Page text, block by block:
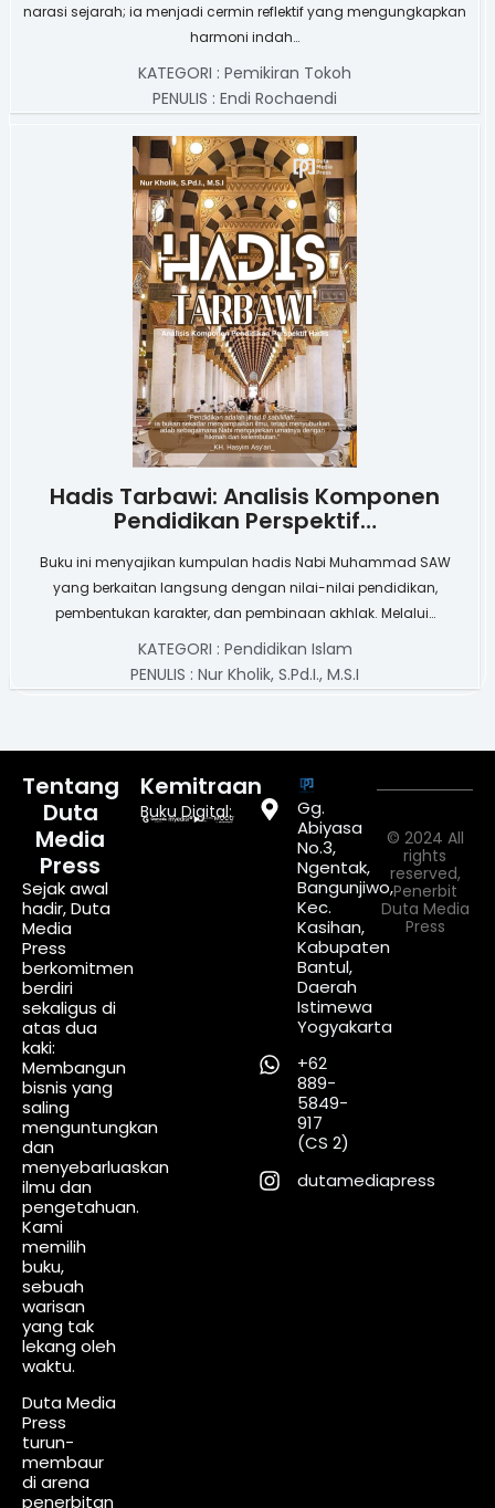
narasi sejarah; ia menjadi cermin reflektif yang mengungkapkan
harmoni indah…
KATEGORI : Pemikiran Tokoh
PENULIS : Endi Rochaendi
Hadis Tarbawi: Analisis Komponen
Pendidikan Perspektif…
Buku ini menyajikan kumpulan hadis Nabi Muhammad SAW
yang berkaitan langsung dengan nilai-nilai pendidikan,
pembentukan karakter, dan pembinaan akhlak. Melalui…
KATEGORI : Pendidikan Islam
PENULIS : Nur Kholik, S.Pd.I., M.S.I
Tentang
Duta
Media
Press
Sejak awal
hadir, Duta
Media
Press
berkomitmen
berdiri
sekaligus di
atas dua
kaki:
Membangun
bisnis yang
saling
menguntungkan
dan
menyebarluaskan
ilmu dan
pengetahuan.
Kami
memilih
buku,
sebuah
warisan
yang tak
lekang oleh
waktu.
Duta Media
Press
turun-
membaur
di arena
penerbitan
Kemitraan
Buku Digital:
Gg.
Abiyasa
No.3,
Ngentak,
Bangunjiwo,
Kec.
Kasihan,
Kabupaten
Bantul,
Daerah
Istimewa
Yogyakarta
+62
889-
5849-
917
(CS 2)
dutamediapress
© 2024 All
rights
reserved,
Penerbit
Duta Media
Press